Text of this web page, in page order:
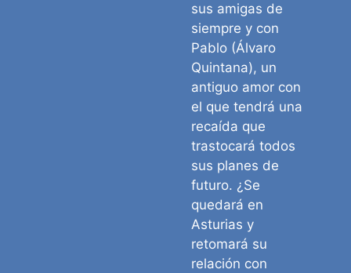
sus amigas de
siempre y con
Pablo (Álvaro
Quintana), un
antiguo amor con
el que tendrá una
recaída que
trastocará todos
sus planes de
futuro. ¿Se
quedará en
Asturias y
retomará su
relación con